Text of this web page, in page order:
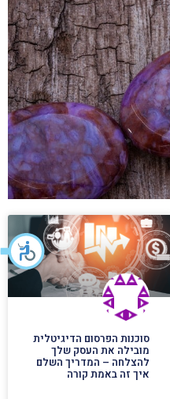
סוכנות הפרסום הדיגיטלית
מובילה את העסק שלך
להצלחה – המדריך השלם
איך זה באמת קורה